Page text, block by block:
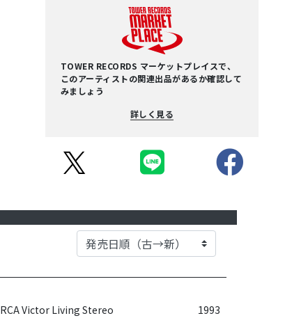
TOWER RECORDS マーケットプレイスで、
このアーティストの関連出品があるか確認して
みましょう
詳しく見る
RCA Victor Living Stereo 1993